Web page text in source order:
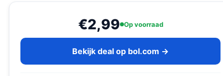
€2,99 Op voorraad
Bekijk deal op bol.com →